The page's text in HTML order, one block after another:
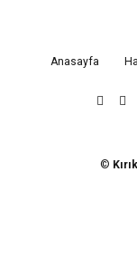
Anasayfa
©